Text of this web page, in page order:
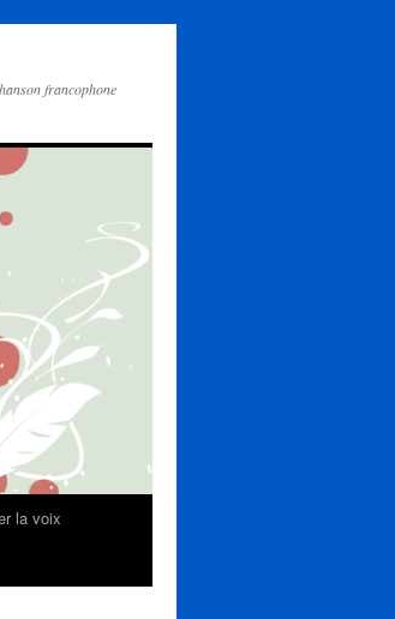
francophone
la voix